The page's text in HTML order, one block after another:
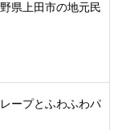
県上田市の地元民
ープとふわふわパ